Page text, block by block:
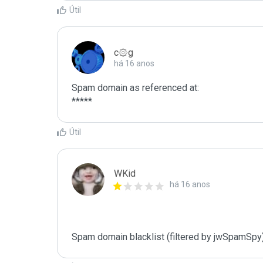
Útil
c۞g
há 16 anos
Spam domain as referenced at:
*****
Útil
WKid
há 16 anos
Spam domain blacklist (filtered by